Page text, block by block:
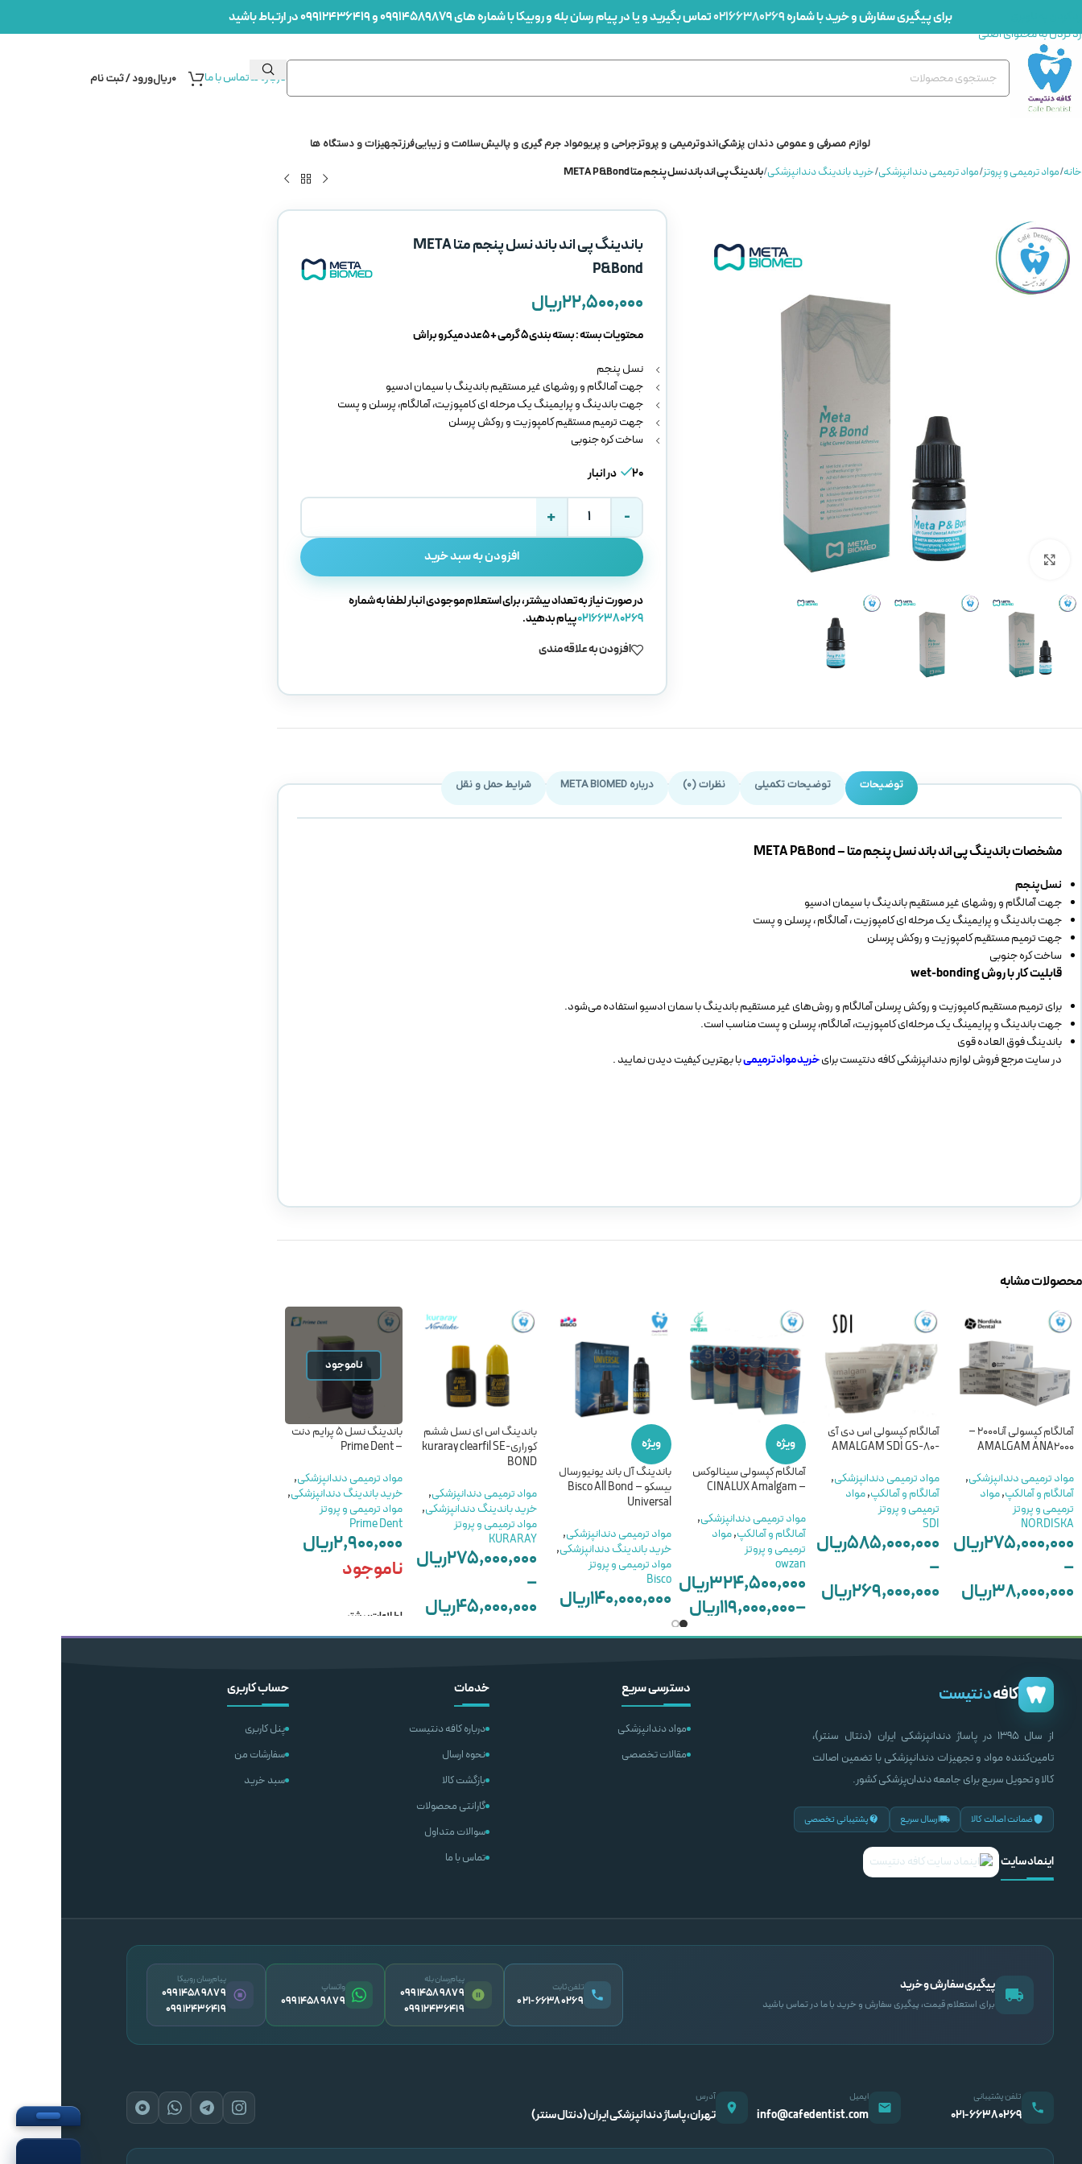
رد کردن به محتوای اصلی
برای پیگیری سفارش و خرید با شماره02166380269تماس بگیرید و یا در پیام رسان بله و روبیکا با شماره های 09914589879 و 09912436419 در ارتباط باشید
درباره ماتماس با ما ۰ریالورود / ثبت نام
لوازم مصرفی و عمومی دندان پزشکیاندوترمیمی و پروتزجراحی و پریومواد جرم گیری و پالیشسلامت و زیباییفرزتجهیزات و دستگاه ها
خانه/مواد ترمیمی و پروتز/مواد ترمیمی دندانپزشکی/خرید باندینگ دندانپزشکی/باندینگ پی اند باند نسل پنجم متا META P&Bond
باندینگ پی اند باند نسل پنجم متا META
P&Bond
۲۲,۵۰۰,۰۰۰ریال
محتویات بسته :بسته بندی 5 گرمی + 5عدد میکرو براش
نسل پنجم
جهت آمالگام و روشهای غیر مستقیم باندینگ با سیمان ادسیو
جهت باندینگ و پرایمینگ یک مرحله ای کامپوزیت، آمالگام، پرسلن و پست
جهت ترمیم مستقیم کامپوزیت و روکش پرسلن
ساخت کره جنوبی
20 در انبار
افزودن به سبد خرید
در صورت نیاز به تعداد بیشتر، برای استعلام موجودی انبار لطفا به شماره
02166380269پیام بدهید.
افزودن به علاقه مندی
توضیحات توضیحات تکمیلی نظرات (0) درباره META BIOMED شرایط حمل و نقل
مشخصات باندینگ پی اند باند نسل پنجم متا – META P&Bond
نسل پنجم
جهت آمالگام و روشهای غیر مستقیم باندینگ با سیمان ادسیو
جهت باندینگ و پرایمینگ یک مرحله ای کامپوزیت ، آمالگام ، پرسلن و پست
جهت ترمیم مستقیم کامپوزیت و روکش پرسلن
ساخت کره جنوبی
قابلیت کار با روش wet-bonding
برای ترمیم مستقیم کامپوزیت و روکش پرسلن آمالگام و روش‌های غیر مستقیم باندینگ با سمان ادسیو استفاده می‌شود.
جهت باندینگ و پرایمینگ یک مرحله‌ای کامپوزیت، آمالگام، پرسلن و پست مناسب است.
باندینگ فوق العاده قوی
در سایت مرجع فروش لوازم دندانپزشکی کافه دنتیست برایخرید مواد ترمیمیبا بهترین کیفیت دیدن نمایید .
محصولات مشابه
آمالگام کپسولی آنا2000 –
AMALGAM ANA2000
مواد ترمیمی دندانپزشکی,
آمالگام و آمالکپ,مواد
ترمیمی و پروتز
NORDISKA
۲۷۵,۰۰۰,۰۰۰ریال
–
۳۸,۰۰۰,۰۰۰ریال
آمالگام کپسولی اس دی آی
-AMALGAM SDI GS-80
مواد ترمیمی دندانپزشکی,
آمالگام و آمالکپ,مواد
ترمیمی و پروتز
SDI
۵۸۵,۰۰۰,۰۰۰ریال
–
۲۶۹,۰۰۰,۰۰۰ریال
ویژه
آمالگام کپسولی سینالوکس
– CINALUX Amalgam
مواد ترمیمی دندانپزشکی,
آمالگام و آمالکپ,مواد
ترمیمی و پروتز
owzan
۳۲۴,۵۰۰,۰۰۰ریال
–۱۱۹,۰۰۰,۰۰۰ریال
انتخاب گزینه ها
ویژه
باندینگ آل باند یونیورسال
بیسکو – Bisco All Bond
Universal
مواد ترمیمی دندانپزشکی,
خرید باندینگ دندانپزشکی,
مواد ترمیمی و پروتز
Bisco
۱۴۰,۰۰۰,۰۰۰ریال
باندینگ اس ای نسل ششم
کوراری-kuraray clearfil SE
BOND
مواد ترمیمی دندانپزشکی,
خرید باندینگ دندانپزشکی,
مواد ترمیمی و پروتز
KURARAY
۲۷۵,۰۰۰,۰۰۰ریال
–
۴۵,۰۰۰,۰۰۰ریال
انتخاب گزینه ها
ناموجود
باندینگ نسل 5 پرایم دنت
– Prime Dent
مواد ترمیمی دندانپزشکی,
خرید باندینگ دندانپزشکی,
مواد ترمیمی و پروتز
Prime Dent
۲,۹۰۰,۰۰۰ریال
ناموجود
اطلاعات بیشتر
کافهدنتیست
از سال ۱۳۹۵ در پاساژ دندانپزشکی ایران (دنتال سنتر)،
تامین‌کننده مواد و تجهیزات دندانپزشکی با تضمین اصالت
کالا و تحویل سریع برای جامعه دندان‌پزشکی کشور.
ضمانت اصالت کالا ارسال سریع پشتیبانی تخصصی
اینماد سایت
دسترسی سریع
مواد دندانپزشکی
مقالات تخصصی
خدمات
درباره کافه دنتیست
نحوه ارسال
بازگشت کالا
گارانتی محصولات
سوالات متداول
تماس با ما
حساب کاربری
پنل کاربری
سفارشات من
سبد خرید
پیگیری سفارش و خرید
برای استعلام قیمت، پیگیری سفارش و خرید با ما در تماس باشید
تلفن ثابت
۰۲۱-۶۶۳۸۰۲۶۹
پیام‌رسان بله
09914589879
09912436419
واتساپ
09914589879
پیام‌رسان روبیکا
09914589879
09912436419
تلفن پشتیبانی
۰۲۱-۶۶۳۸۰۲۶۹
ایمیل
info@cafedentist.com
آدرس
تهران، پاساژ دندانپزشکی ایران (دنتال سنتر)